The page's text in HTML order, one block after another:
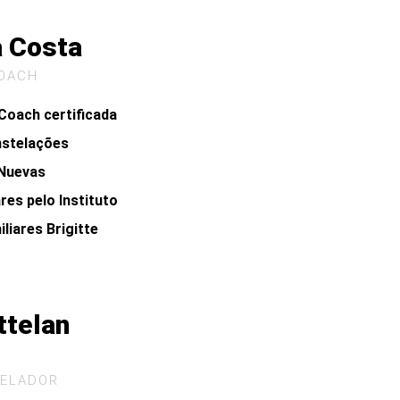
Costa
certificada
pelo Instituto
Brigitte